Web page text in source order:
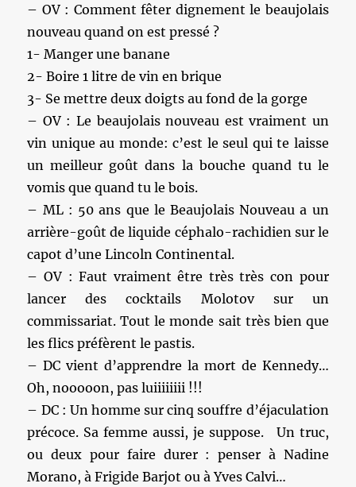
– OV : Comment fêter dignement le beaujolais
nouveau quand on est pressé ?
1- Manger une banane
2- Boire 1 litre de vin en brique
3- Se mettre deux doigts au fond de la gorge
– OV : Le beaujolais nouveau est vraiment un
vin unique au monde: c’est le seul qui te laisse
un meilleur goût dans la bouche quand tu le
vomis que quand tu le bois.
– ML : 50 ans que le Beaujolais Nouveau a un
arrière-goût de liquide céphalo-rachidien sur le
capot d’une Lincoln Continental.
– OV : Faut vraiment être très très con pour
lancer des cocktails Molotov sur un
commissariat. Tout le monde sait très bien que
les flics préfèrent le pastis.
– DC vient d’apprendre la mort de Kennedy…
Oh, nooooon, pas luiiiiiiii !!!
– DC : Un homme sur cinq souffre d’éjaculation
précoce. Sa femme aussi, je suppose. Un truc,
ou deux pour faire durer : penser à Nadine
Morano, à Frigide Barjot ou à Yves Calvi…